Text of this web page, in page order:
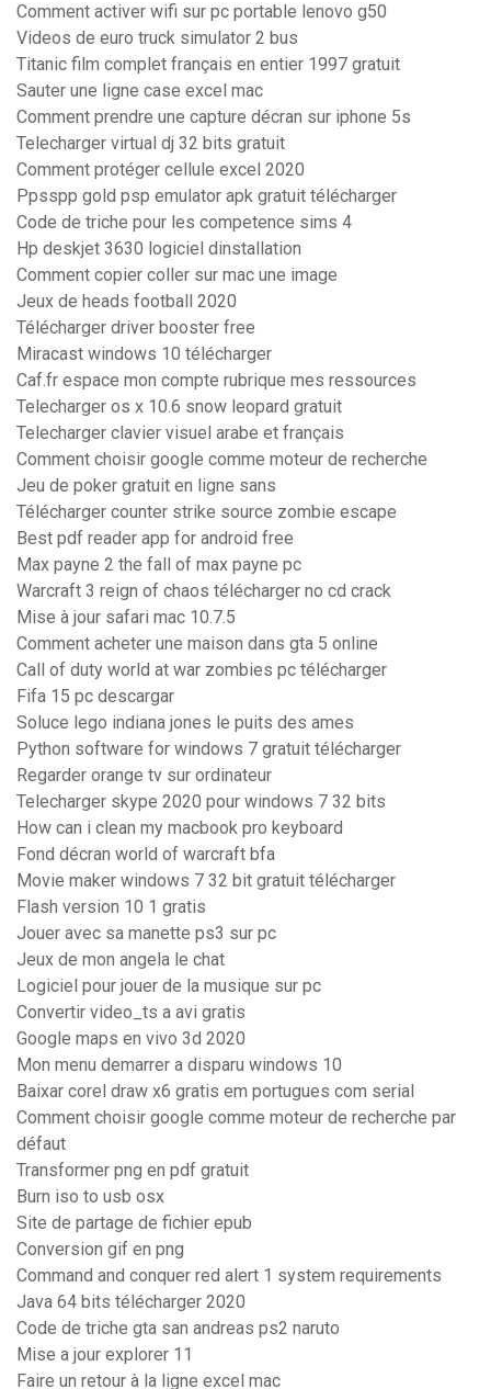
Comment activer wifi sur pc portable lenovo g50
Videos de euro truck simulator 2 bus
Titanic film complet français en entier 1997 gratuit
Sauter une ligne case excel mac
Comment prendre une capture décran sur iphone 5s
Telecharger virtual dj 32 bits gratuit
Comment protéger cellule excel 2020
Ppsspp gold psp emulator apk gratuit télécharger
Code de triche pour les competence sims 4
Hp deskjet 3630 logiciel dinstallation
Comment copier coller sur mac une image
Jeux de heads football 2020
Télécharger driver booster free
Miracast windows 10 télécharger
Caf.fr espace mon compte rubrique mes ressources
Telecharger os x 10.6 snow leopard gratuit
Telecharger clavier visuel arabe et français
Comment choisir google comme moteur de recherche
Jeu de poker gratuit en ligne sans
Télécharger counter strike source zombie escape
Best pdf reader app for android free
Max payne 2 the fall of max payne pc
Warcraft 3 reign of chaos télécharger no cd crack
Mise à jour safari mac 10.7.5
Comment acheter une maison dans gta 5 online
Call of duty world at war zombies pc télécharger
Fifa 15 pc descargar
Soluce lego indiana jones le puits des ames
Python software for windows 7 gratuit télécharger
Regarder orange tv sur ordinateur
Telecharger skype 2020 pour windows 7 32 bits
How can i clean my macbook pro keyboard
Fond décran world of warcraft bfa
Movie maker windows 7 32 bit gratuit télécharger
Flash version 10 1 gratis
Jouer avec sa manette ps3 sur pc
Jeux de mon angela le chat
Logiciel pour jouer de la musique sur pc
Convertir video_ts a avi gratis
Google maps en vivo 3d 2020
Mon menu demarrer a disparu windows 10
Baixar corel draw x6 gratis em portugues com serial
Comment choisir google comme moteur de recherche par
défaut
Transformer png en pdf gratuit
Burn iso to usb osx
Site de partage de fichier epub
Conversion gif en png
Command and conquer red alert 1 system requirements
Java 64 bits télécharger 2020
Code de triche gta san andreas ps2 naruto
Mise a jour explorer 11
Faire un retour à la ligne excel mac